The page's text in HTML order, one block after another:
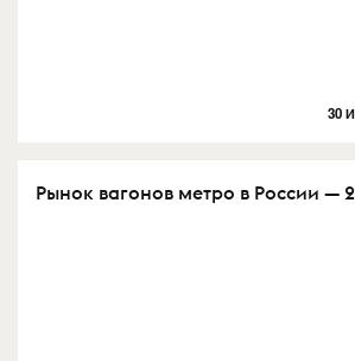
30
Рынок вагонов метро в России —